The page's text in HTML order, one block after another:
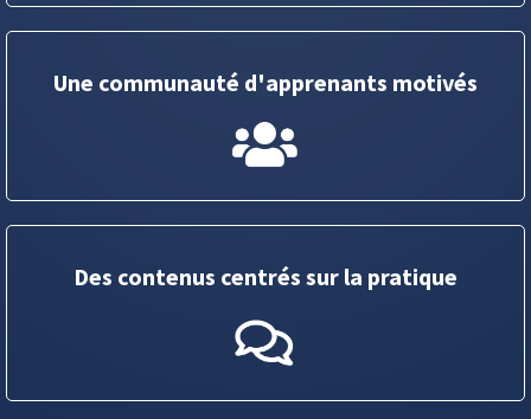
Une communauté d'apprenants motivés
Des contenus centrés sur la pratique